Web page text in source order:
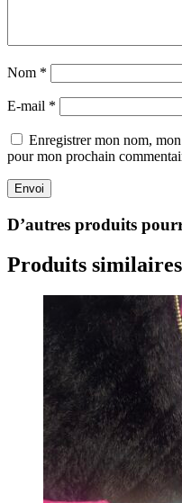
Nom *
E-mail *
Enregistrer mon nom,
pour mon prochain
Envoi
D’autres produits
Produits similaires